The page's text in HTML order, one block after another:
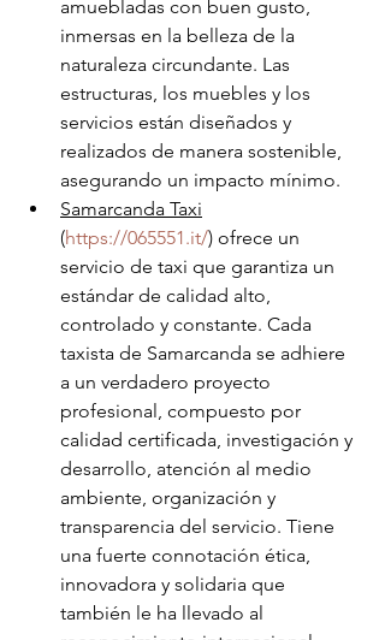
amuebladas con buen gusto,
inmersas en la belleza de la
naturaleza circundante. Las
estructuras, los muebles y los
servicios están diseñados y
realizados de manera sostenible,
asegurando un impacto mínimo.
Samarcanda Taxi
(https://065551.it/) ofrece un
servicio de taxi que garantiza un
estándar de calidad alto,
controlado y constante. Cada
taxista de Samarcanda se adhiere
a un verdadero proyecto
profesional, compuesto por
calidad certificada, investigación y
desarrollo, atención al medio
ambiente, organización y
transparencia del servicio. Tiene
una fuerte connotación ética,
innovadora y solidaria que
también le ha llevado al